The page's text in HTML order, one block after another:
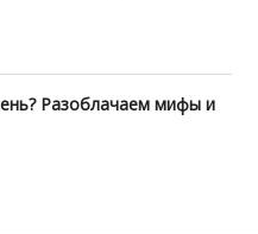
Разоблачаем мифы и